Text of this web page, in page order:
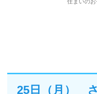
25日（月）